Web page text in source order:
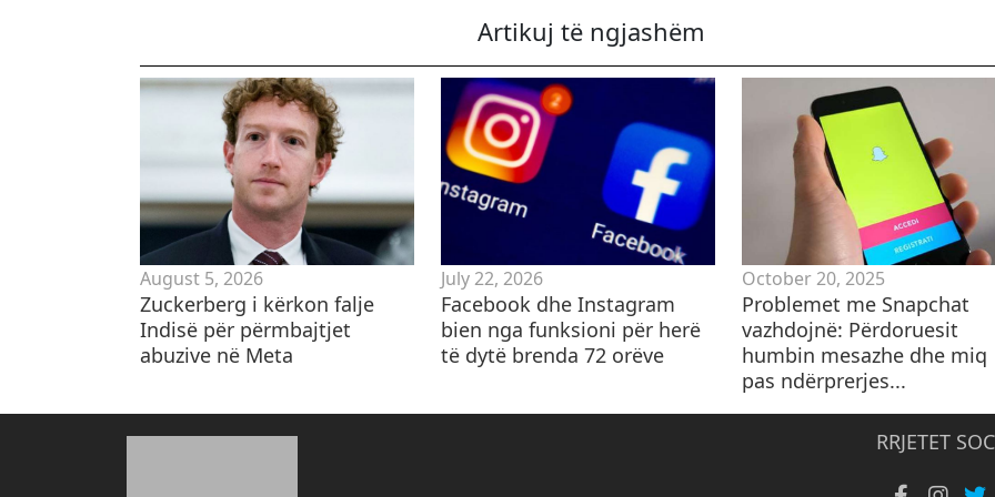
Artikuj të ngjashëm
August 5, 2026
Zuckerberg i kërkon falje
Indisë për përmbajtjet
abuzive në Meta
July 22, 2026
Facebook dhe Instagram
bien nga funksioni për herë
të dytë brenda 72 orëve
October 20, 2025
Problemet me Snapchat
vazhdojnë: Përdoruesit
humbin mesazhe dhe miq
pas ndërprerjes...
RRJETET